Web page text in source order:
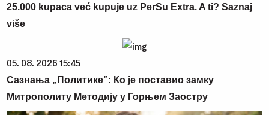
25.000 kupaca već kupuje uz PerSu Extra. A ti? Saznaj
više
05. 08. 2026 15:45
Сазнања „Политике”: Ко је поставио замку
Митрополиту Методију у Горњем Заостру